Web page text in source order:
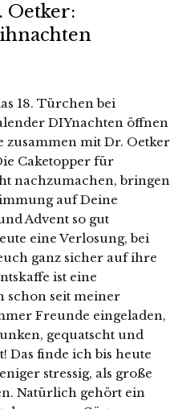
Oetker:
18. Türchen bei
DIYnachten öffnen
mit Dr. Oetker
Caketopper für
nachzumachen, bringen
auf Deine
Advent so gut
eine Verlosung, bei
ganz sicher auf ihre
ist eine
schon seit meiner
Freunde eingeladen,
gequatscht und
Das finde ich bis heute
stressig, als große
Natürlich gehört ein